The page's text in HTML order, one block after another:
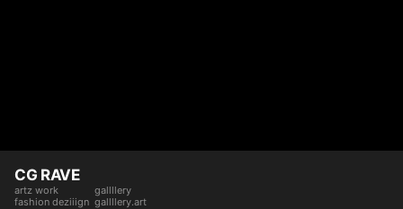
CG RAVE
artz work
fashion deziiign
gallllery
gallllery.art